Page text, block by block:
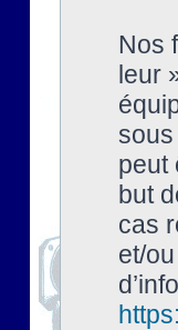
Nos
leur
sous
peut
but
cas
et/